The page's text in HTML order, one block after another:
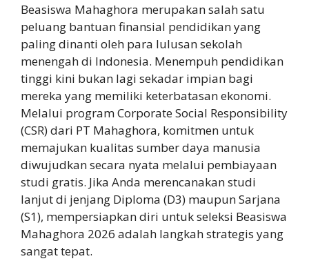
Beasiswa Mahaghora merupakan salah satu
peluang bantuan finansial pendidikan yang
paling dinanti oleh para lulusan sekolah
menengah di Indonesia. Menempuh pendidikan
tinggi kini bukan lagi sekadar impian bagi
mereka yang memiliki keterbatasan ekonomi.
Melalui program Corporate Social Responsibility
(CSR) dari PT Mahaghora, komitmen untuk
memajukan kualitas sumber daya manusia
diwujudkan secara nyata melalui pembiayaan
studi gratis. Jika Anda merencanakan studi
lanjut di jenjang Diploma (D3) maupun Sarjana
(S1), mempersiapkan diri untuk seleksi Beasiswa
Mahaghora 2026 adalah langkah strategis yang
sangat tepat.